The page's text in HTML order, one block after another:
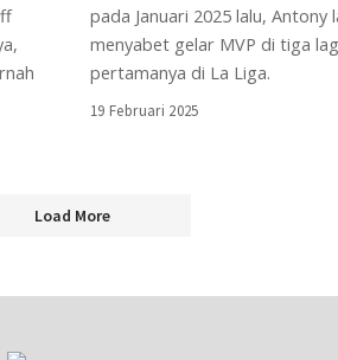
pada Januari 2025 lalu, Antony
menyabet gelar MVP di tiga
pertamanya di La Liga.
19 Februari 2025
Load More